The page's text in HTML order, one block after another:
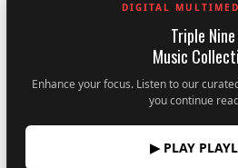
DIGITAL
Triple Nine
Music
Enhance your focus. Listen to our
you continue
▶ PLAY